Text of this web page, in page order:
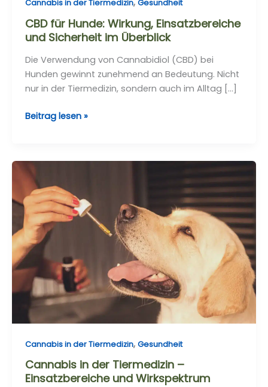
Cannabis in der Tiermedizin, Gesundheit
CBD für Hunde: Wirkung, Einsatzbereiche
und Sicherheit im Überblick
Die Verwendung von Cannabidiol (CBD) bei
Hunden gewinnt zunehmend an Bedeutung. Nicht
nur in der Tiermedizin, sondern auch im Alltag […]
Beitrag lesen »
Cannabis in der Tiermedizin, Gesundheit
Cannabis in der Tiermedizin –
Einsatzbereiche und Wirkspektrum
Cannabis
in
der
Tiermedizin
–
Einsatzbereiche
und
Wirkspektrum